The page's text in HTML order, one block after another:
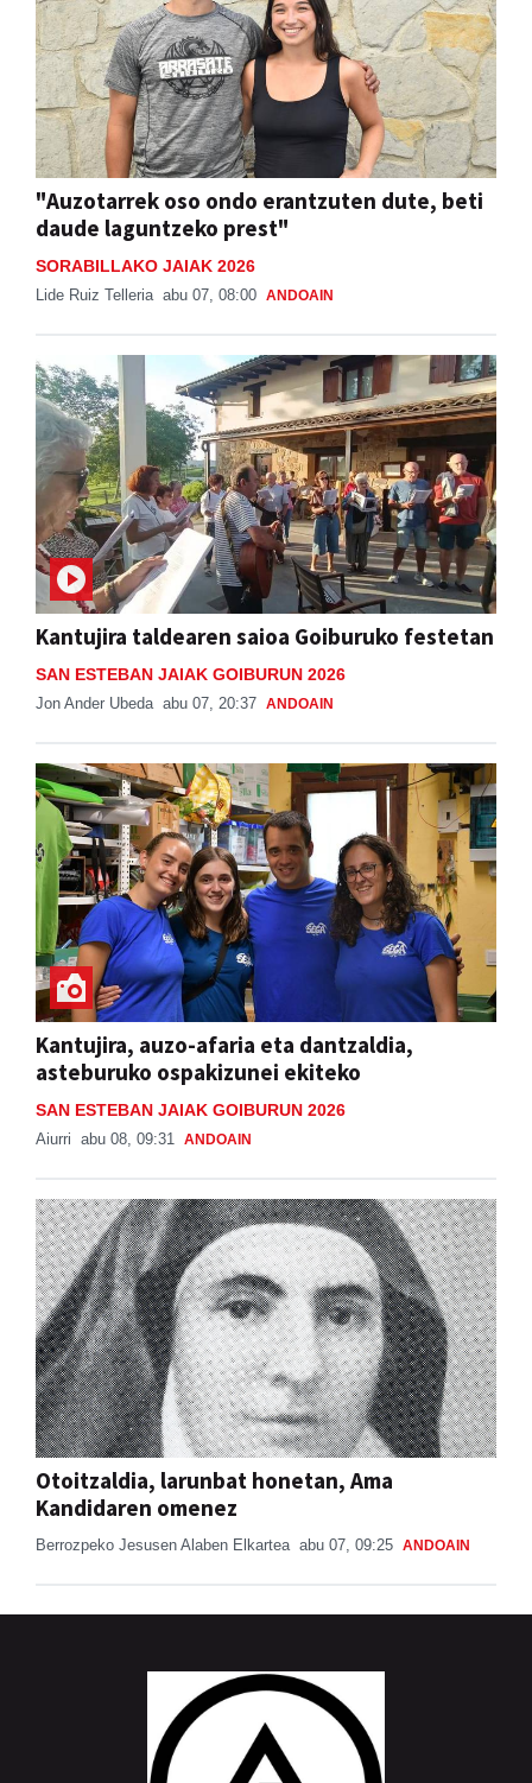
"Auzotarrek oso ondo erantzuten dute, beti
daude laguntzeko prest"
SORABILLAKO JAIAK 2026
Lide Ruiz Telleria abu 07, 08:00 ANDOAIN
Kantujira taldearen saioa Goiburuko festetan
SAN ESTEBAN JAIAK GOIBURUN 2026
Jon Ander Ubeda abu 07, 20:37 ANDOAIN
Kantujira, auzo-afaria eta dantzaldia,
asteburuko ospakizunei ekiteko
SAN ESTEBAN JAIAK GOIBURUN 2026
Aiurri abu 08, 09:31 ANDOAIN
Otoitzaldia, larunbat honetan, Ama
Kandidaren omenez
Berrozpeko Jesusen Alaben Elkartea abu 07, 09:25 ANDOAIN